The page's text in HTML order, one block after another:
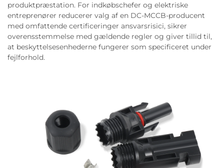
produktpræstation. For indkøbschefer og elektriske
entreprenører reducerer valg af en DC-MCCB-producent
med omfattende certificeringer ansvarsrisici, sikrer
overensstemmelse med gældende regler og giver tillid til,
at beskyttelsesenhederne fungerer som specificeret under
fejlforhold.